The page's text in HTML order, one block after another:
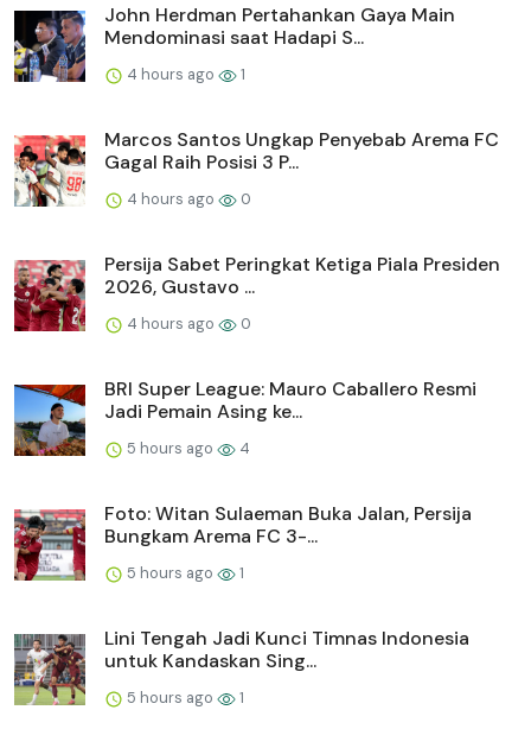
John Herdman Pertahankan Gaya Main
Mendominasi saat Hadapi S...
4 hours ago 1
Marcos Santos Ungkap Penyebab Arema FC
Gagal Raih Posisi 3 P...
4 hours ago 0
Persija Sabet Peringkat Ketiga Piala Presiden
2026, Gustavo ...
4 hours ago 0
BRI Super League: Mauro Caballero Resmi
Jadi Pemain Asing ke...
5 hours ago 4
Foto: Witan Sulaeman Buka Jalan, Persija
Bungkam Arema FC 3-...
5 hours ago 1
Lini Tengah Jadi Kunci Timnas Indonesia
untuk Kandaskan Sing...
5 hours ago 1